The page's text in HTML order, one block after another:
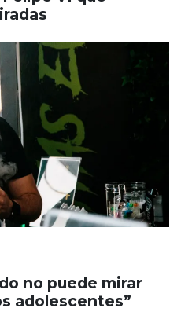
no puede mirar
adolescentes”